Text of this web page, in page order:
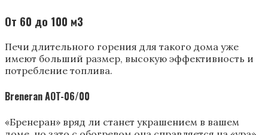
От 60 до 100 м3
Печи длительного горения для такого дома уже
имеют больший размер, высокую эффективность и
потребление топлива.
Breneran AOT-06/00
«Бренеран» вряд ли станет украшением в вашем